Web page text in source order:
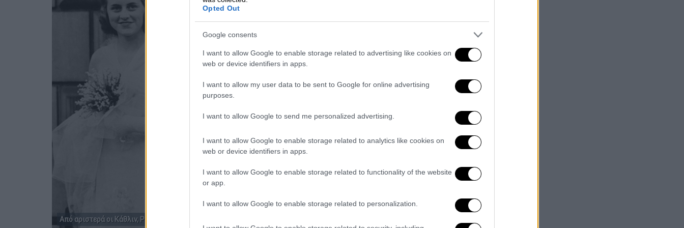
Opted Out
Google consents
I want to allow Google to enable storage related to advertising like cookies on
web or device identifiers in apps.
I want to allow my user data to be sent to Google for online advertising
purposes.
I want to allow Google to send me personalized advertising.
I want to allow Google to enable storage related to analytics like cookies on
web or device identifiers in apps.
I want to allow Google to enable storage related to functionality of the website
or app.
I want to allow Google to enable storage related to personalization.
Από αριστερά οι Κάθλιν, Ρόζμαρι και η μητέρα τους Ρόουζ. /copyright Ap Photos